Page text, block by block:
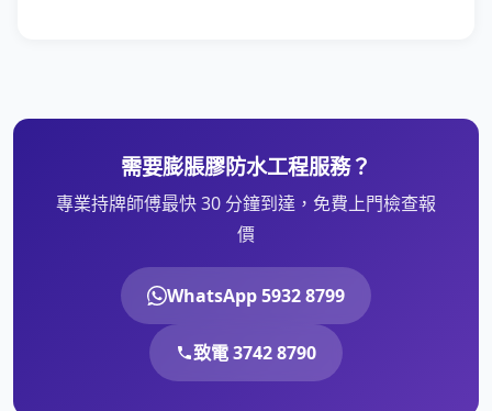
需要膨脹膠防水工程服務？
專業持牌師傅最快 30 分鐘到達，免費上門檢查報
價
WhatsApp 5932 8799
致電 3742 8790